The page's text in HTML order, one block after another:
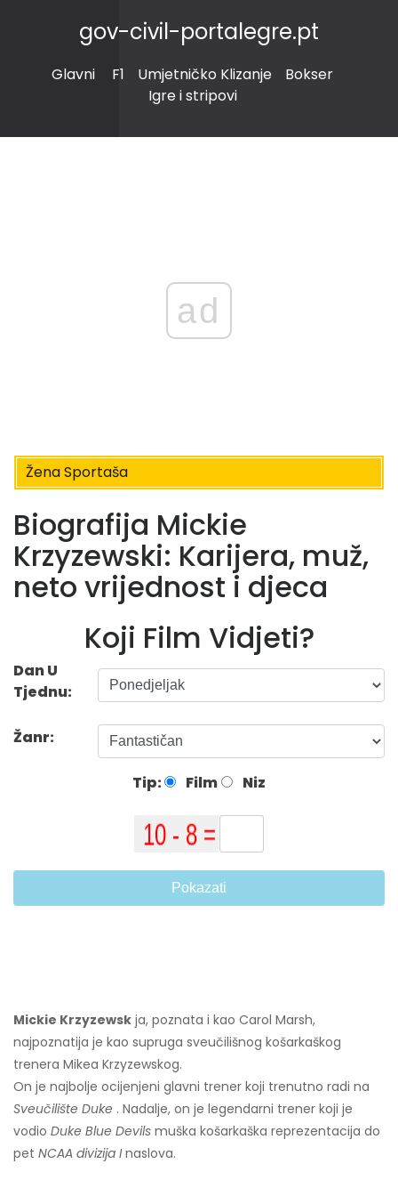
gov-civil-portalegre.pt
Glavni F1 Umjetničko Klizanje
Bokser
Igre i stripovi
ad
Žena Sportaša
Biografija Mickie
Krzyzewski: Karijera, muž,
neto vrijednost i djeca
Koji Film Vidjeti?
Dan U
Tjednu:
Žanr:
Tip: Film Niz
Pokazati
Mickie Krzyzewsk ja, poznata i kao Carol Marsh,
najpoznatija je kao supruga sveučilišnog košarkaškog
trenera Mikea Krzyzewskog.
On je najbolje ocijenjeni glavni trener koji trenutno radi na
Sveučilište Duke . Nadalje, on je legendarni trener koji je
vodio Duke Blue Devils muška košarkaška reprezentacija do
pet NCAA divizija Inaslova.